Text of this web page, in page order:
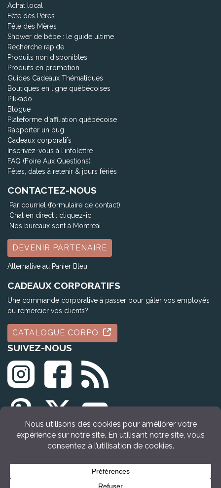
Achat local
Fête des Pères
Fête des Mères
Shower de bébé : le guide ultime
Recherche rapide
Produits non disponibles
Produits en promotion
Guides Cadeaux Thématiques
Boutiques en ligne québécoises
Pikkado
Blogue
Plateforme d'affiliation québécoise
Rapporter un bug
Cadeaux corporatifs
Inscrivez-vous à l'infolettre
FAQ (Foire Aux Questions)
Fêtes, dates à retenir & jours fériés
CONTACTEZ-NOUS
Par courriel (formulaire de contact)
Chat en direct : cliquez-ici
Nos bureaux sont à Montréal
DEVENIR PARTENAIRE
Alternative au Panier Bleu
CADEAUX CORPORATIFS
Une commande corporative à passer pour gâter vos employés
ou remercier vos clients?
CATALOGUE CORPO
SUIVEZ-NOUS
© Tous droits réservés Idée Cadeau Québec (2009 - 2026)